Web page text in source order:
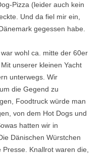
Pizza (leider auch kein
Und da fiel mir ein,
gegessen habe.
wohl ca. mitte der 60er
unserer kleinen Yacht
unterwegs. Wir
die Gegend zu
Foodtruck würde man
von dem Hot Dogs und
hatten wir in
Dänischen Würstchen
Knallrot waren die,